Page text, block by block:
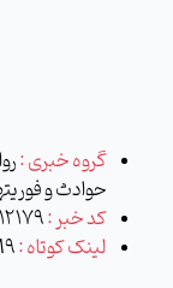
گروه خبری :
حوادث و
کد خبر :12179
لینک کوتاه :